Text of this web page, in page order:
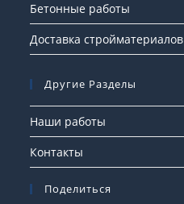
Бетонные работы
Доставка стройматериалов
Другие Разделы
Наши работы
Контакты
Поделиться